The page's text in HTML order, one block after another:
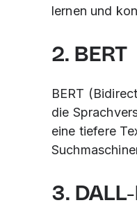
lernen und
2. BERT
BERT
die
eine tiefere
3. DALL-